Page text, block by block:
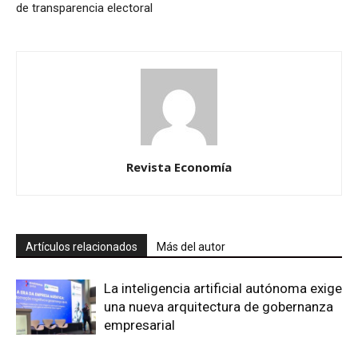
de transparencia electoral
Revista Economía
Artículos relacionados Más del autor
La inteligencia artificial autónoma exige
una nueva arquitectura de gobernanza
empresarial